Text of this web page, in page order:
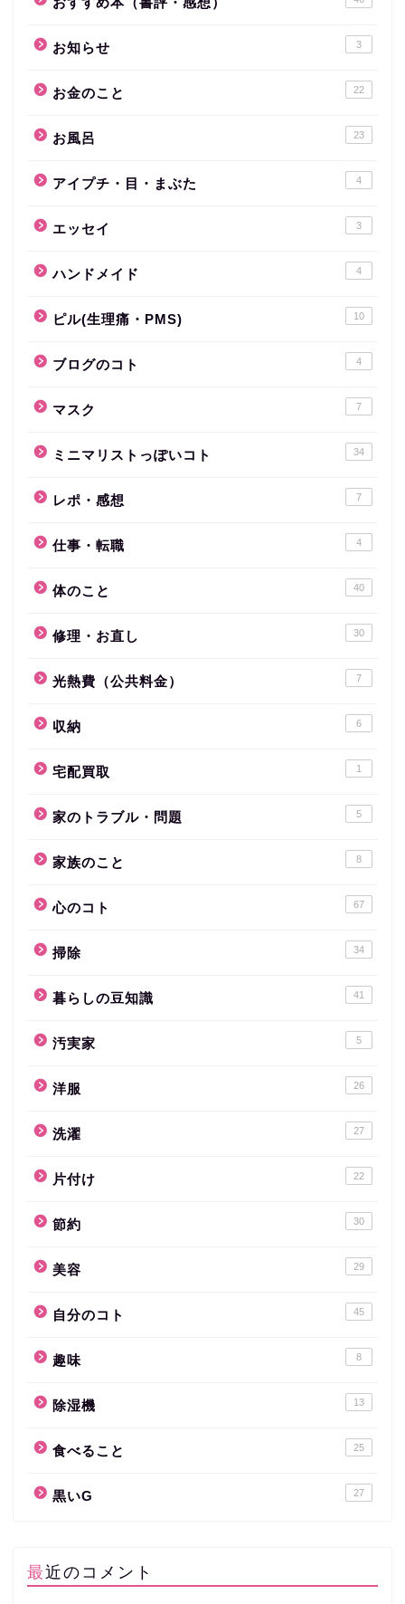
お知らせ 3
お金のこと 22
お風呂 23
アイプチ・目・まぶた 4
エッセイ 3
ハンドメイド 4
ピル(生理痛・PMS) 10
ブログのコト 4
マスク 7
ミニマリストっぽいコト 34
レポ・感想 7
仕事・転職 4
体のこと 40
修理・お直し 30
光熱費（公共料金） 7
収納 6
宅配買取 1
家のトラブル・問題 5
家族のこと 8
心のコト 67
掃除 34
暮らしの豆知識 41
汚実家 5
洋服 26
洗濯 27
片付け 22
節約 30
美容 29
自分のコト 45
趣味 8
除湿機 13
食べること 25
黒いG 27
最近のコメント